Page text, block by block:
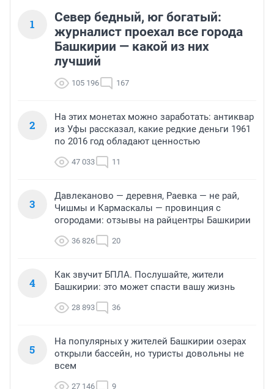
1
Север бедный, юг богатый:
журналист проехал все города
Башкирии — какой из них
лучший
105 196 167
2
На этих монетах можно заработать: антиквар
из Уфы рассказал, какие редкие деньги 1961
по 2016 год обладают ценностью
47 033 11
3
Давлеканово — деревня, Раевка — не рай,
Чишмы и Кармаскалы — провинция с
огородами: отзывы на райцентры Башкирии
36 826 20
4
Как звучит БПЛА. Послушайте, жители
Башкирии: это может спасти вашу жизнь
28 893 36
5
На популярных у жителей Башкирии озерах
открыли бассейн, но туристы довольны не
всем
27 146 9